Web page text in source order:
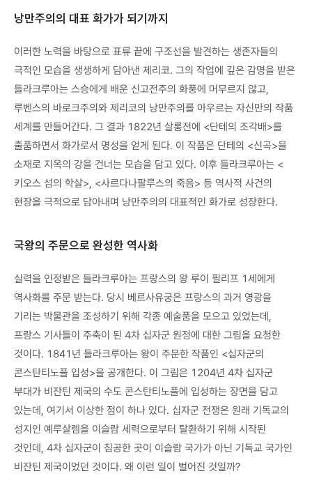
낭만주의의 대표 화가가 되기까지
이러한 노력을 바탕으로 표류 끝에 구조선을 발견하는 생존자들의
극적인 모습을 생생하게 담아낸 제리코. 그의 작업에 깊은 감명을 받은
들라크루아는 스승에게 배운 신고전주의 화풍에 머무르지 않고,
루벤스의 바로크주의와 제리코의 낭만주의를 아우르는 자신만의 작품
세계를 만들어간다. 그 결과 1822년 살롱전에 <단테의 조각배>를
출품하면서 화가로서 명성을 얻게 된다. 이 작품은 단테의 <신곡>을
소재로 지옥의 강을 건너는 모습을 담고 있다. 이후 들라크루아는 <
키오스 섬의 학살>, <사르다나팔루스의 죽음> 등 역사적 사건의
현장을 극적으로 담아내며 낭만주의의 대표적인 화가로 성장한다.
국왕의 주문으로 완성한 역사화
실력을 인정받은 들라크루아는 프랑스의 왕 루이 필리프 1세에게
역사화를 주문 받는다. 당시 베르사유궁은 프랑스의 과거 영광을
기리는 박물관을 조성하기 위해 각종 예술품을 모으고 있었는데,
프랑스 기사들이 주축이 된 4차 십자군 원정에 대한 그림을 요청한
것이다. 1841년 들라크루아는 왕이 주문한 작품인 <십자군의
콘스탄티노플 입성>을 공개한다. 이 그림은 1204년 4차 십자군
부대가 비잔틴 제국의 수도 콘스탄티노플에 입성하는 장면을 담고
있는데, 여기서 이상한 점이 하나 있다. 십자군 전쟁은 원래 기독교의
성지인 예루살렘을 이슬람 세력으로부터 탈환하기 위해 시작된
것인데, 4차 십자군이 침공한 곳이 이슬람 국가가 아닌 기독교 국가인
비잔틴 제국이었던 것이다. 왜 이런 일이 벌어진 것일까?